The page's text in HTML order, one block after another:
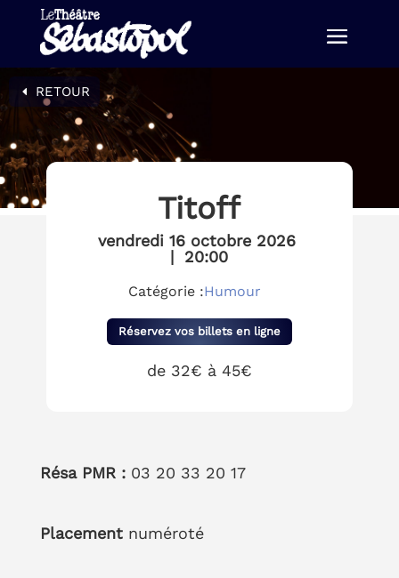
RETOUR
Titoff
vendredi 16 octobre 2026
20:00
Catégorie :Humour
Réservez vos billets en ligne
de 32€ à 45€
Résa PMR : 03 20 33 20 17
Placement numéroté